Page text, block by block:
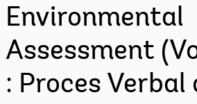
Environmental
Assessment
: Proces Verbal